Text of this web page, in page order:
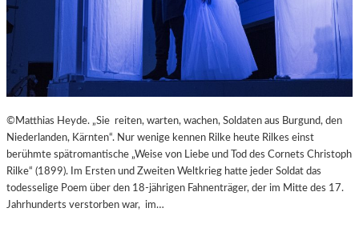
©Matthias Heyde. „Sie reiten, warten, wachen, Soldaten aus Burgund, den
Niederlanden, Kärnten“. Nur wenige kennen Rilke heute Rilkes einst
berühmte spätromantische „Weise von Liebe und Tod des Cornets Christoph
Rilke“ (1899). Im Ersten und Zweiten Weltkrieg hatte jeder Soldat das
todesselige Poem über den 18-jährigen Fahnenträger, der im Mitte des 17.
Jahrhunderts verstorben war, im…